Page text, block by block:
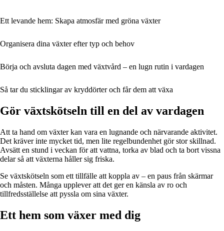
Ett levande hem: Skapa atmosfär med gröna växter
Organisera dina växter efter typ och behov
Börja och avsluta dagen med växtvård – en lugn rutin i vardagen
Så tar du sticklingar av kryddörter och får dem att växa
Gör växtskötseln till en del av vardagen
Att ta hand om växter kan vara en lugnande och närvarande aktivitet.
Det kräver inte mycket tid, men lite regelbundenhet gör stor skillnad.
Avsätt en stund i veckan för att vattna, torka av blad och ta bort vissna
delar så att växterna håller sig friska.
Se växtskötseln som ett tillfälle att koppla av – en paus från skärmar
och måsten. Många upplever att det ger en känsla av ro och
tillfredsställelse att pyssla om sina växter.
Ett hem som växer med dig